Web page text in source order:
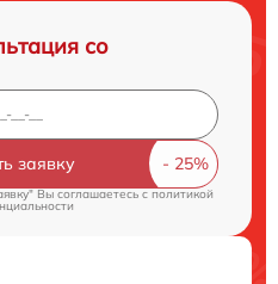
со
заявку
Вы соглашаетесь cполитикой